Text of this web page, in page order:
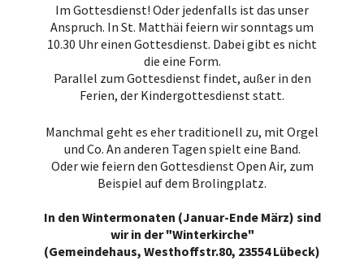
Im Gottesdienst! Oder jedenfalls ist das unser
Anspruch. In St. Matthäi feiern wir sonntags um
10.30 Uhr einen Gottesdienst. Dabei gibt es nicht
die eine Form.
Parallel zum Gottesdienst findet, außer in den
Ferien, der Kindergottesdienst statt.
Manchmal geht es eher traditionell zu, mit Orgel
und Co. An anderen Tagen spielt eine Band.
Oder wie feiern den Gottesdienst Open Air, zum
Beispiel auf dem Brolingplatz.
In den Wintermonaten (Januar-Ende März) sind
wir in der "Winterkirche"
(Gemeindehaus, Westhoffstr.80, 23554 Lübeck)